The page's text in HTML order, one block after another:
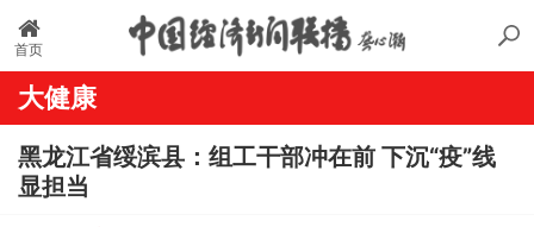
首页
大健康
黑龙江省绥滨县：组工干部冲在前 下沉“疫”线
显担当